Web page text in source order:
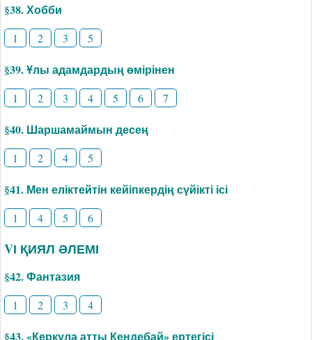
§38. Хобби
1 2 3 5
§39. Ұлы адамдардың өмірінен
1 2 3 4 5 6 7
§40. Шаршамаймын десең
1 2 4 5
§41. Мен еліктейтін кейіпкердің сүйікті ісі
1 4 5 6
VІ ҚИЯЛ ӘЛЕМІ
§42. Фантазия
1 2 3 4
§43. «Керқұла атты Кендебай» ертегісі